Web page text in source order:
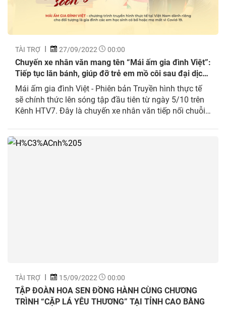
TÀI TRỢ 27/09/2022 00:00
Chuyến xe nhân văn mang tên “Mái ấm gia đình Việt”:
Tiếp tục lăn bánh, giúp đỡ trẻ em mồ côi sau đại dịch
Covid-19
Mái ấm gia đình Việt - Phiên bản Truyền hình thực tế
sẽ chính thức lên sóng tập đầu tiên từ ngày 5/10 trên
Kênh HTV7. Đây là chuyến xe nhân văn tiếp nối chuỗi
Việt do Tập đoàn Hoa Sen phối hợp cùng Báo Công an
TP.HCM tổ chức thường niên hơn 10 năm qua, nhằm
TÀI TRỢ 15/09/2022 00:00
TẬP ĐOÀN HOA SEN ĐỒNG HÀNH CÙNG CHƯƠNG
TRÌNH “CẶP LÁ YÊU THƯƠNG” TẠI TỈNH CAO BẰNG